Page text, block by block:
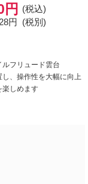
円
(税込)
円 (税別)
ルフリュード雲台
し、操作性を大幅に向上
楽しめます